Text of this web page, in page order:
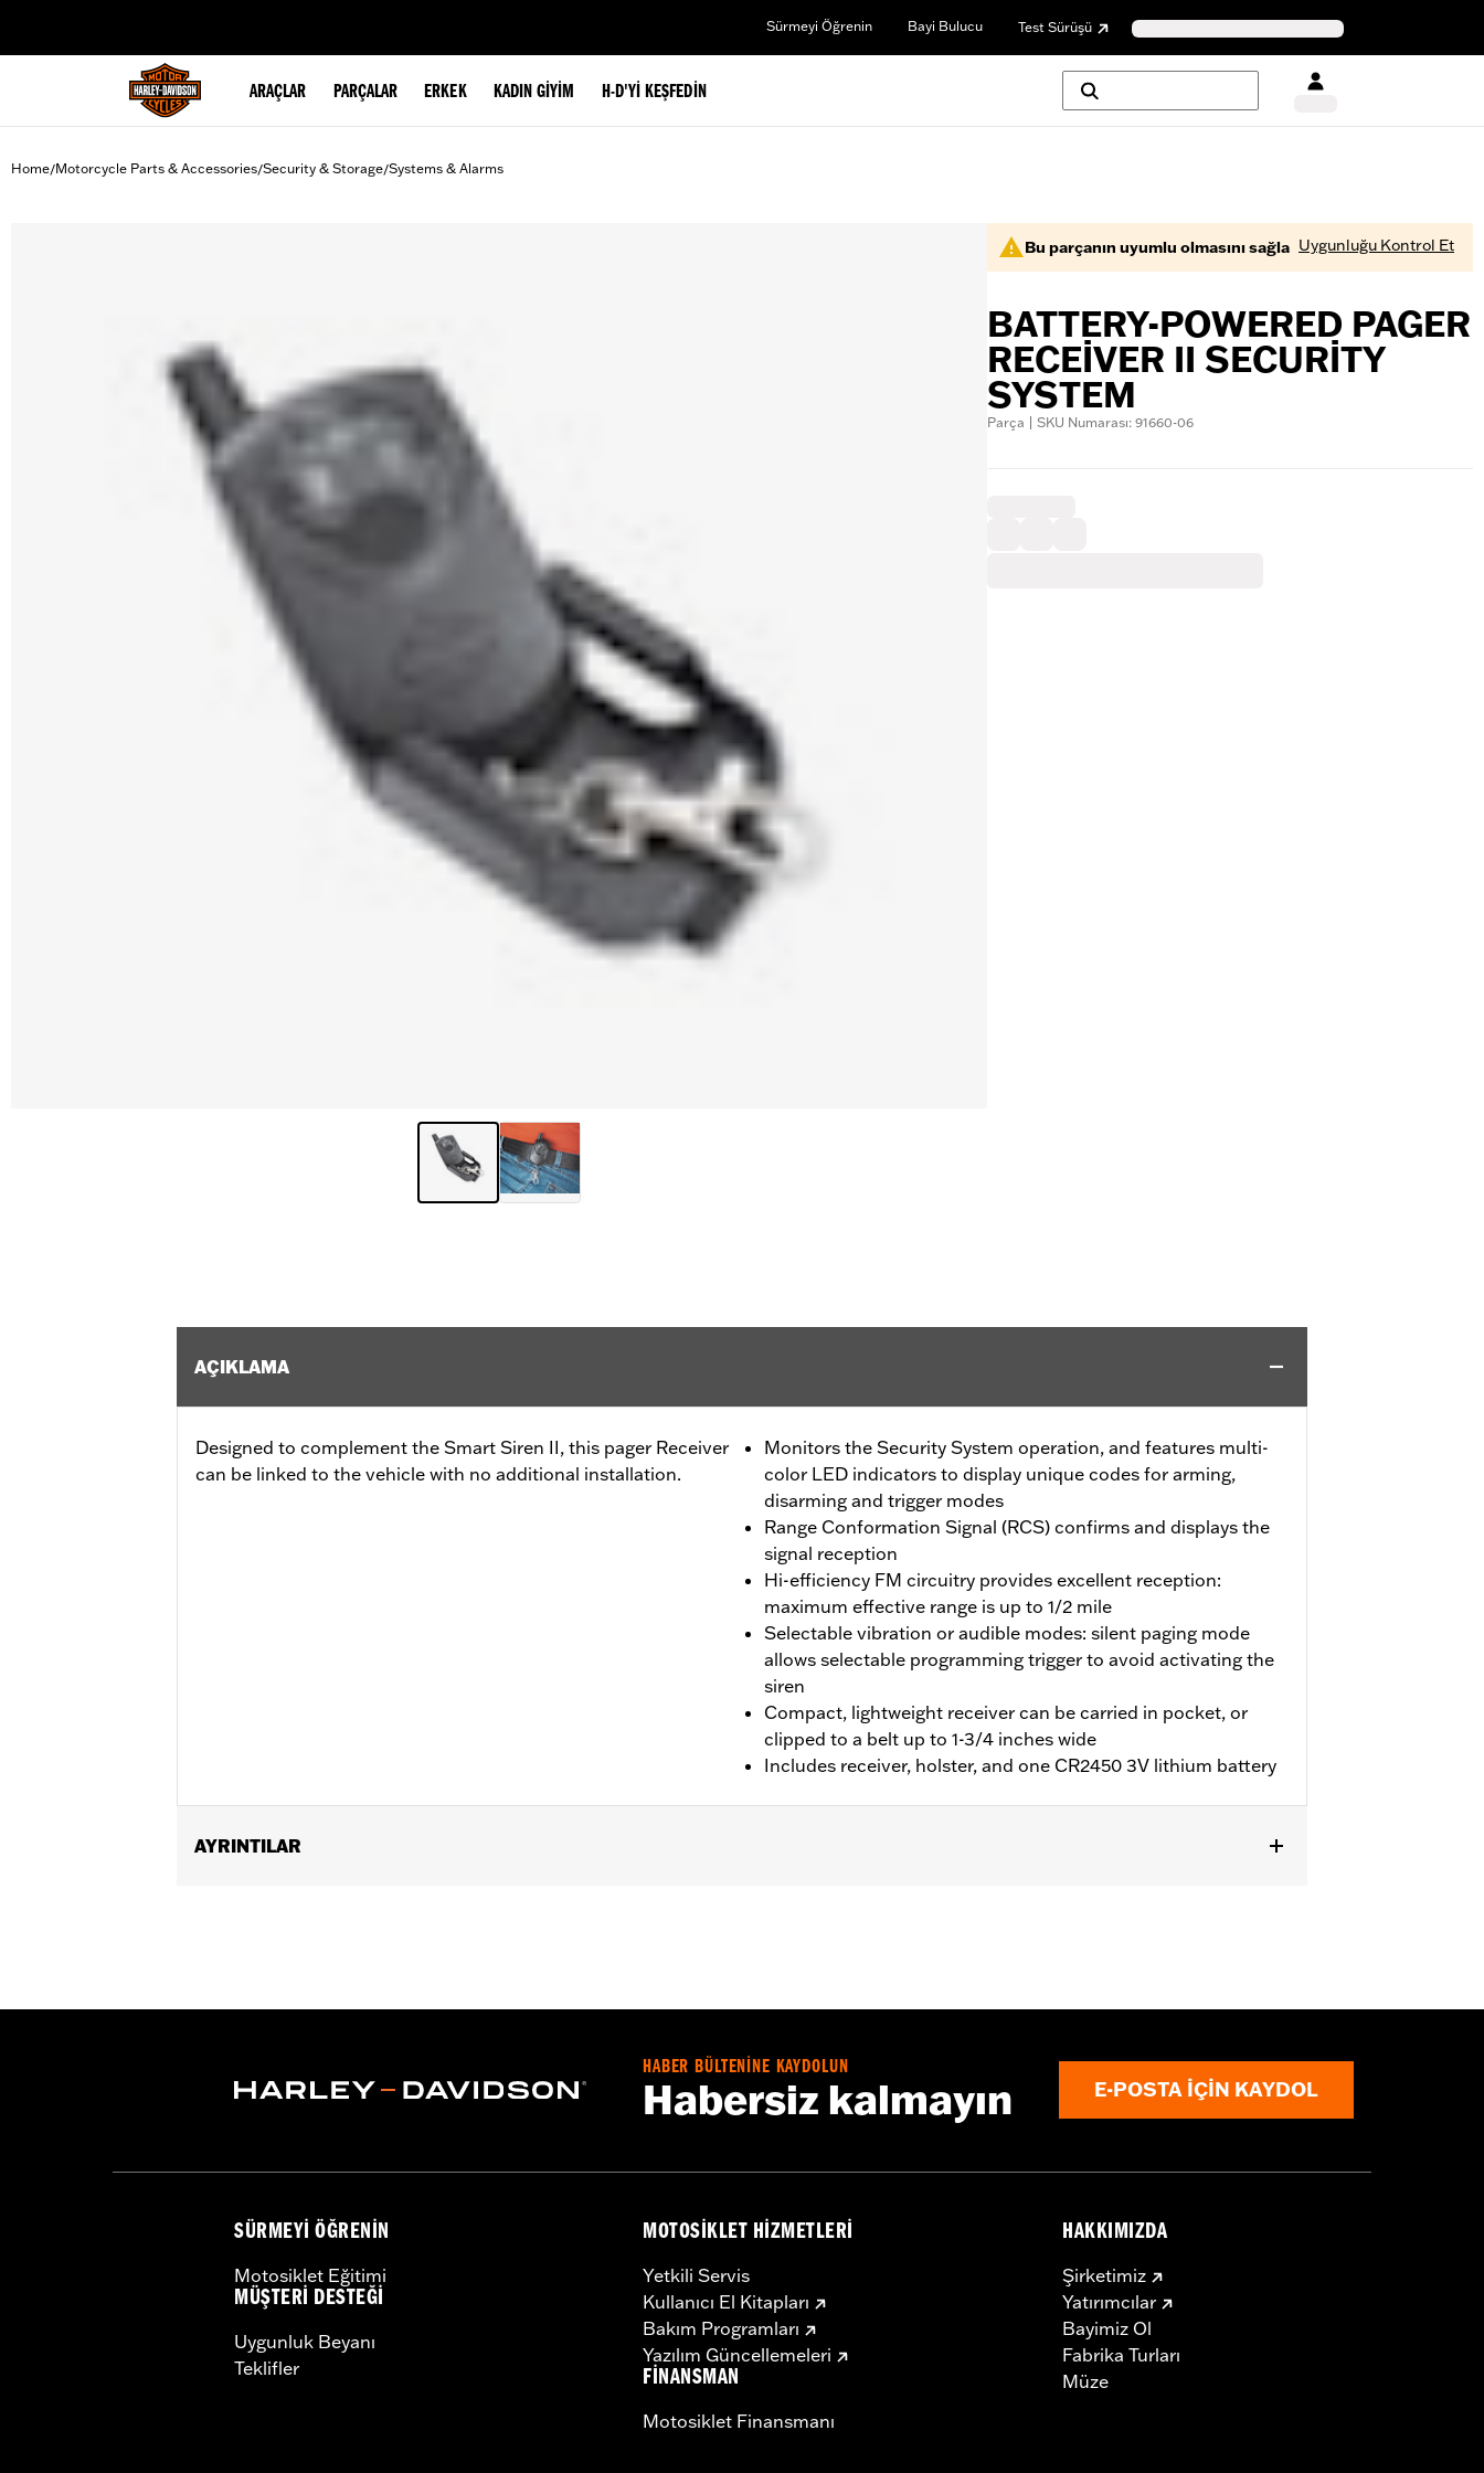
Sürmeyi Öğrenin Bayi Bulucu Test Sürüşü
ARAÇLAR PARÇALAR ERKEK KADIN GIYIM H-D'YI KEŞFEDIN
Home/Motorcycle Parts & Accessories/Security & Storage/Systems & Alarms
Bu parçanın uyumlu olmasını sağla Uygunluğu Kontrol Et
BATTERY-POWERED PAGER
RECEIVER II SECURITY
SYSTEM
Parça | SKU Numarası: 91660-06
AÇIKLAMA
Designed to complement the Smart Siren II, this pager Receiver
can be linked to the vehicle with no additional installation.
Monitors the Security System operation, and features multi-
color LED indicators to display unique codes for arming,
disarming and trigger modes
Range Conformation Signal (RCS) confirms and displays the
signal reception
Hi-efficiency FM circuitry provides excellent reception:
maximum effective range is up to 1/2 mile
Selectable vibration or audible modes: silent paging mode
allows selectable programming trigger to avoid activating the
siren
Compact, lightweight receiver can be carried in pocket, or
clipped to a belt up to 1-3/4 inches wide
Includes receiver, holster, and one CR2450 3V lithium battery
AYRINTILAR
HABER BÜLTENİNE KAYDOLUN
Habersiz kalmayın E-POSTA IÇIN KAYDOL
SÜRMEYI ÖĞRENIN
Motosiklet Eğitimi
MÜŞTERI DESTEĞI
Uygunluk Beyanı
Teklifler
MOTOSIKLET HIZMETLERI
Yetkili Servis
Kullanıcı El Kitapları
Bakım Programları
Yazılım Güncellemeleri
FINANSMAN
Motosiklet Finansmanı
HAKKIMIZDA
Şirketimiz
Yatırımcılar
Bayimiz Ol
Fabrika Turları
Müze